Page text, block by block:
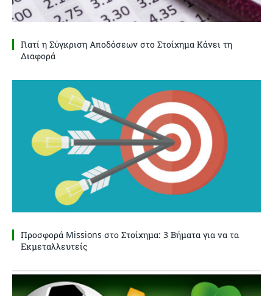
Γιατί η Σύγκριση Αποδόσεων στο Στοίχημα Κάνει τη
Διαφορά
Προσφορά Missions στο Στοίχημα: 3 Βήματα για να τα
Εκμεταλλευτείς